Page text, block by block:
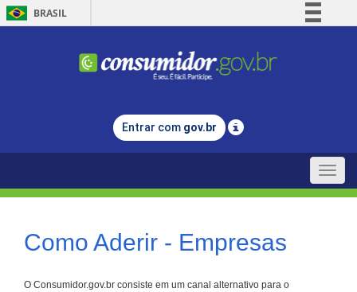
BRASIL
Comunica BR
Legislação
Entrar com gov.br
Toggle
Como Aderir - Empresas
O Consumidor.gov.br consiste em um canal alternativo para o